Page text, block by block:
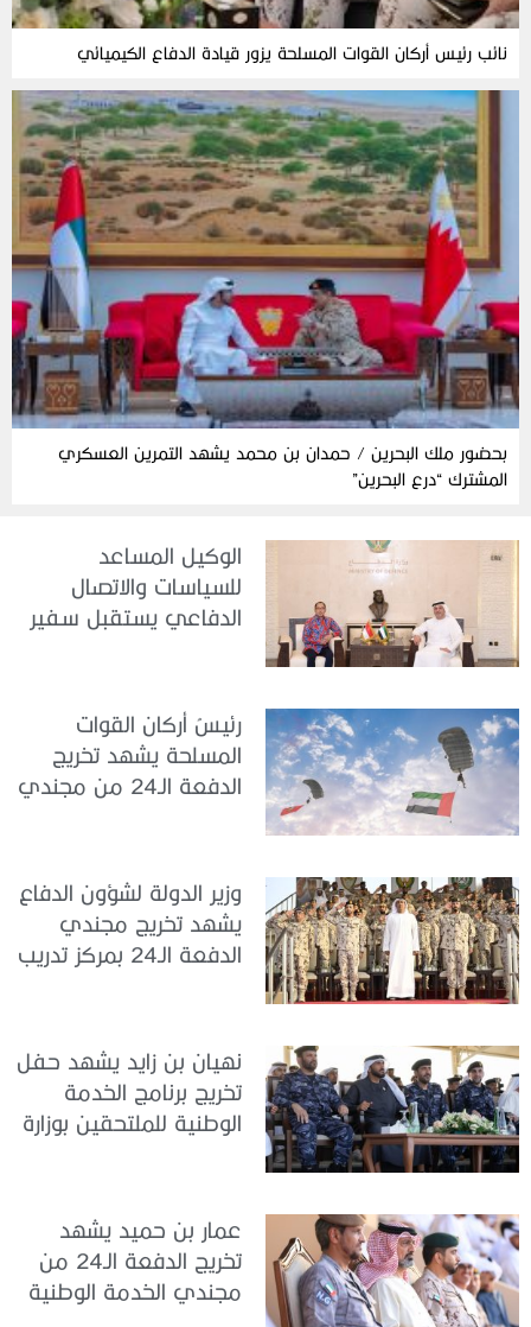
نائب رئيس أركان القوات المسلحة يزور قيادة الدفاع الكيميائي
بحضور ملك البحرين / حمدان بن محمد يشهد التمرين العسكري
المشترك “درع البحرين”
الوكيل المساعد
للسياسات والاتصال
الدفاعي يستقبل سفير
رئيسُ أركان القوات
المسلحة يشهد تخريج
الدفعة الـ24 من مجندي
وزير الدولة لشؤون الدفاع
يشهد تخريج مجندي
الدفعة الـ24 بمركز تدريب
نهيان بن زايد يشهد حفل
تخريج برنامج الخدمة
الوطنية للملتحقين بوزارة
عمار بن حميد يشهد
تخريج الدفعة الـ24 من
مجندي الخدمة الوطنية